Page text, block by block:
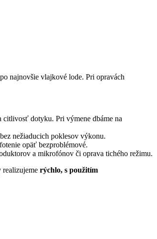
najnovšie vlajkové lode. Pri opravách
citlivosť dotyku. Pri výmene dbáme na
nežiaducich poklesov výkonu.
opäť bezproblémové.
a mikrofónov či oprava tichého režimu.
realizujeme rýchlo, s použitím